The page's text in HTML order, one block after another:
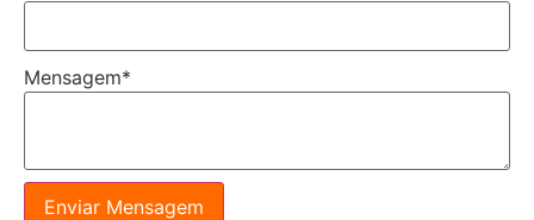
Mensagem*
Enviar Mensagem